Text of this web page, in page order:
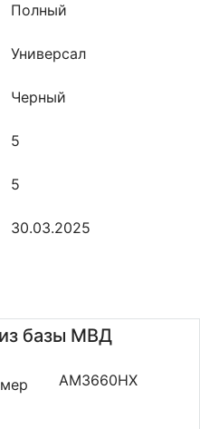
Полный
Универсал
Черный
5
5
30.03.2025
базы МВД
AM3660HX